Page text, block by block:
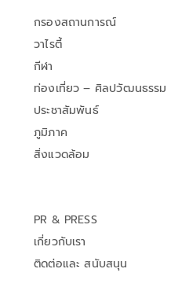
กรองสถานการณ์
วาไรตี้
กีฬา
ท่องเที่ยว – ศิลปวัฒนธรรม
ประชาสัมพันธ์
ภูมิภาค
สิ่งแวดล้อม
PR & PRESS
เกี่ยวกับเรา
ติดต่อและ สนับสนุน